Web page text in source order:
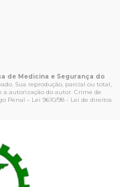
de Medicina e Segurança do
Sua reprodução, parcial ou total,
a autorização do autor. Crime de
Penal – Lei 9610/98 - Lei de direitos